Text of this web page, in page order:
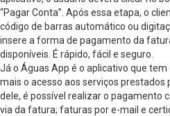
“Pagar Conta”. Após essa etapa, o
código de barras automático ou
insere a forma de pagamento da
disponíveis. É rápido, fácil e seguro.
Já o Águas App é o aplicativo que
mais o acesso aos serviços prestados
dele, é possível realizar o pagamento
via da fatura; faturas por e-mail e